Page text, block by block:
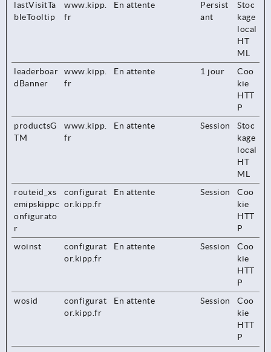
lastVisitTa
bleTooltip
www.kipp.
fr
En attente
Persist
ant
Stoc
kage
local
HT
ML
leaderboar
dBanner
www.kipp.
fr
En attente 1 jour
Coo
kie
HTT
P
productsG
TM
www.kipp.
fr
En attente Session
Stoc
kage
local
HT
ML
routeid_xs
emipskippc
onfigurato
r
configurat
or.kipp.fr
En attente Session
Coo
kie
HTT
P
woinst
configurat
or.kipp.fr
En attente Session
Coo
kie
HTT
P
wosid
configurat
or.kipp.fr
En attente Session
Coo
kie
HTT
P